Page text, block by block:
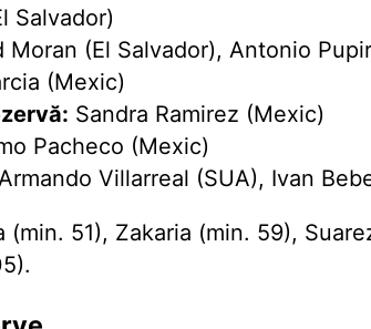
Salvador)
Moran (El Salvador), Antonio
(Mexic)
Sandra Ramirez (Mexic)
Pacheco (Mexic)
Armando Villarreal (SUA), Ivan
(min. 51), Zakaria (min. 59),